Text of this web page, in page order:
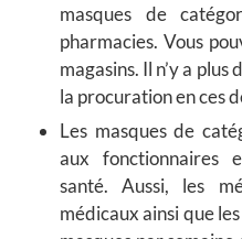
masques de
pharmacies. Vous
magasins. Il n’y a
la procuration en ces
Les masques de
aux fonctionnaires
santé. Aussi, les
médicaux ainsi que